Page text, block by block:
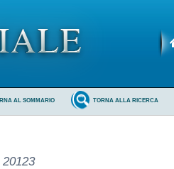
TORNA ALLA RICERCA
AL SOMMARIO